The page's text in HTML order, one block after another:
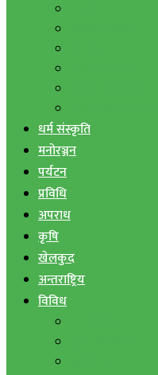
धर्म संस्कृति
मनोरञ्जन
पर्यटन
प्रविधि
अपराध
कृषि
खेलकुद
अन्तराष्ट्रिय
विविध